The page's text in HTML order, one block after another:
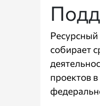
собирает
проектов